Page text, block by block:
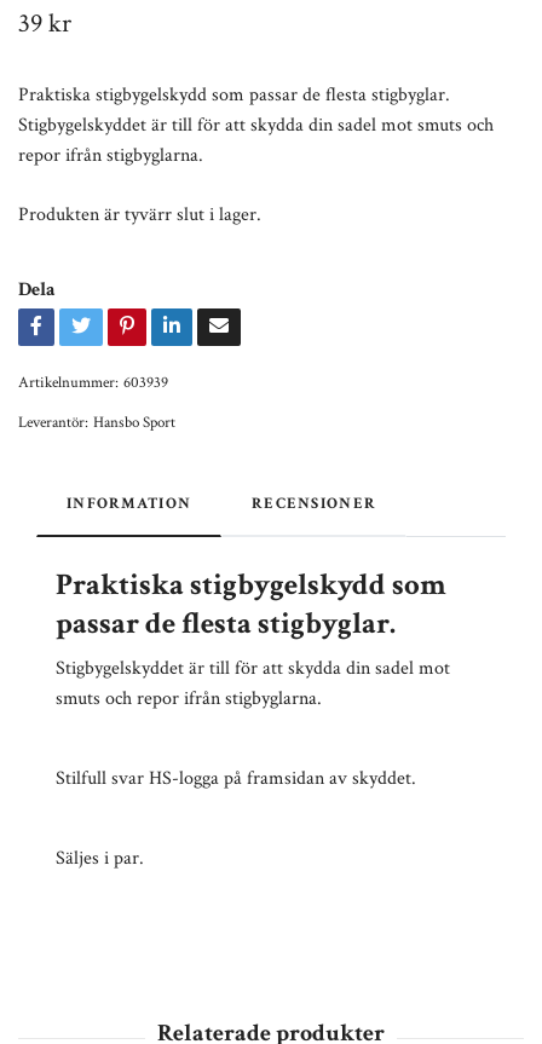
39 kr
Praktiska stigbygelskydd som passar de flesta stigbyglar.
Stigbygelskyddet är till för att skydda din sadel mot smuts och
repor ifrån stigbyglarna.
Produkten är tyvärr slut i lager.
Dela
Artikelnummer: 603939
Leverantör: Hansbo Sport
INFORMATION RECENSIONER
Praktiska stigbygelskydd som
passar de flesta stigbyglar.
Stigbygelskyddet är till för att skydda din sadel mot
smuts och repor ifrån stigbyglarna.
Stilfull svar HS-logga på framsidan av skyddet.
Säljes i par.